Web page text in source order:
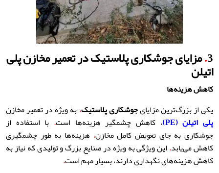
3
.مزایای جوشکاری پلاستیک در تعمیر مخازن پلی
اتیلن
کاهش هزینه‌ها
یکی از بزرگ‌ترین مزایایجوشکاری پلاستیک،به ویژه در تعمیر مخازن
پلی اتیلن (PE)
، کاهش چشمگیر هزینه‌ها است. با استفاده از
جوشکاری به جای تعویض کامل مخازن، هزینه‌ها به طور چشمگیری
کاهش می‌یابد.این ویژگی به ویژه در صنایع بزرگ و تولیدی که نیاز به
کاهش هزینه‌های نگهداری دارند، بسیار مهم است.